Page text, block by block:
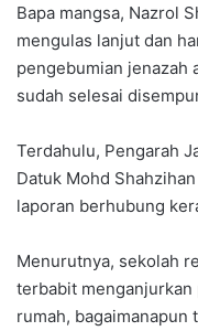
Bapa mangsa, Nazrol
mengulas lanjut dan
pengebumian jenazah
sudah selesai
Terdahulu, Pengarah
Datuk Mohd
laporan berhubung
Menurutnya, sekolah
terbabit menganjurkan
rumah, bagaimanapun